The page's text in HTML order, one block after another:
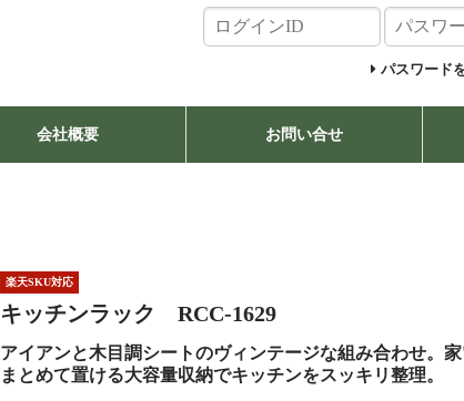
パスワード
会社概要 お問い合せ
楽天SKU対応
キッチンラック RCC-1629
アイアンと木目調シートのヴィンテージな組み合わせ。
まとめて置ける大容量収納でキッチンをスッキリ整理。